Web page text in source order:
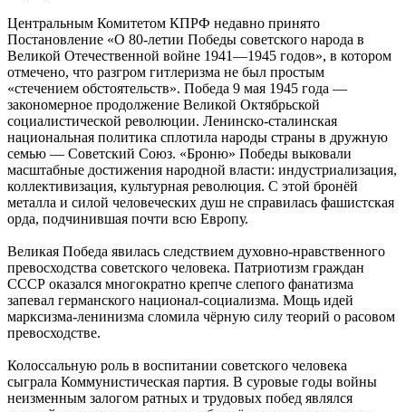
Центральным Комитетом КПРФ недавно принято
Постановление «О 80-летии Победы советского народа в
Великой Отечественной войне 1941—1945 годов», в котором
отмечено, что разгром гитлеризма не был простым
«стечением обстоятельств». Победа 9 мая 1945 года —
закономерное продолжение Великой Октябрьской
социалистической революции. Ленинско-сталинская
национальная политика сплотила народы страны в дружную
семью — Советский Союз. «Броню» Победы выковали
масштабные достижения народной власти: индустриализация,
коллективизация, культурная революция. С этой бронёй
металла и силой человеческих душ не справилась фашистская
орда, подчинившая почти всю Европу.
Великая Победа явилась следствием духовно-нравственного
превосходства советского человека. Патриотизм граждан
СССР оказался многократно крепче слепого фанатизма
запевал германского национал-социализма. Мощь идей
марксизма-ленинизма сломила чёрную силу теорий о расовом
превосходстве.
Колоссальную роль в воспитании советского человека
сыграла Коммунистическая партия. В суровые годы войны
неизменным залогом ратных и трудовых побед являлся